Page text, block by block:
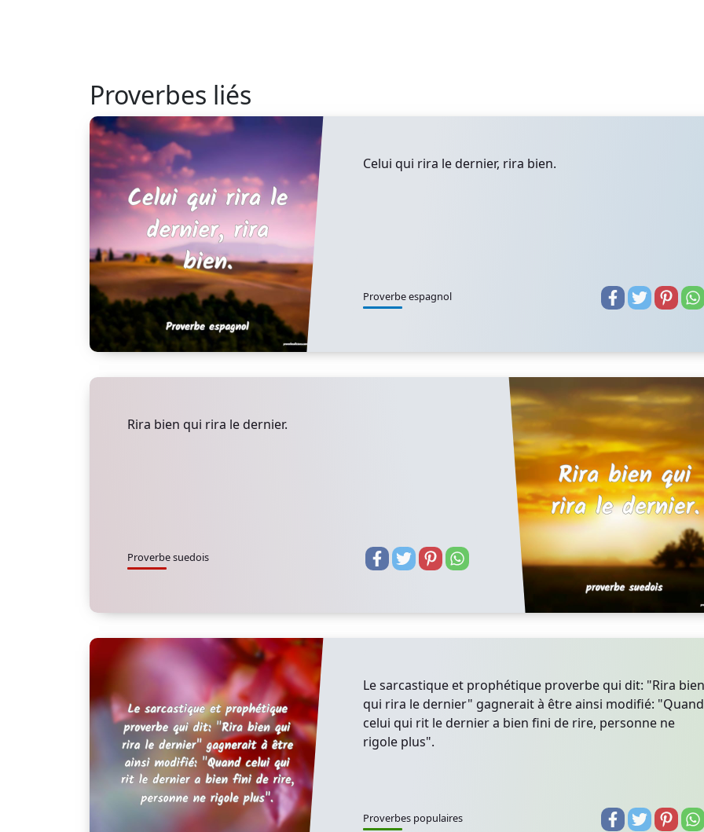
Proverbes liés
Celui qui rira le dernier, rira bien.
Proverbe espagnol
Rira bien qui rira le dernier.
Proverbe suedois
Le sarcastique et prophétique proverbe qui dit: "Rira bien
qui rira le dernier" gagnerait à être ainsi modifié: "Quand
celui qui rit le dernier a bien fini de rire, personne ne
rigole plus".
Proverbes populaires